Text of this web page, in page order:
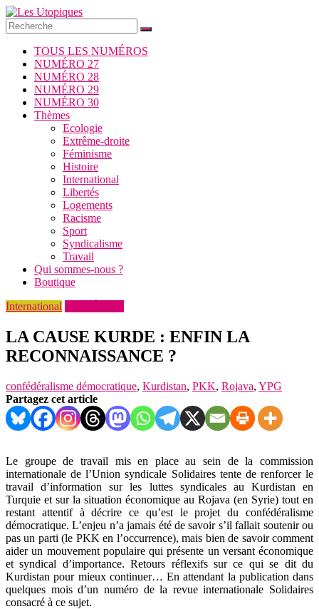
Passer
au
contenu
Les
Utopiques
Revue
réflexion
éditée
TOUS LES NUMÉROS
NUMÉRO 27
NUMÉRO 28
NUMÉRO 29
NUMÉRO 30
Thèmes
Ecologie
Extrême-droite
Féminisme
Histoire
International
Libertés
Logements
Racisme
Sport
Syndicalisme
Travail
Qui sommes-nous ?
Boutique
International
LA CAUSE KURDE : ENFIN LA
RECONNAISSANCE ?
confédéralisme démocratique, Kurdistan, PKK, Rojava, YPG
Partagez cet article
Le groupe de travail mis en place au sein de la commission
internationale de l’Union syndicale Solidaires tente de renforcer le
travail d’information sur les luttes syndicales au Kurdistan en
Turquie et sur la situation économique au Rojava (en Syrie) tout en
restant attentif à décrire ce qu’est le projet du confédéralisme
démocratique. L’enjeu n’a jamais été de savoir s’il fallait soutenir ou
pas un parti (le PKK en l’occurrence), mais bien de savoir comment
aider un mouvement populaire qui présente un versant économique
et syndical d’importance. Retours réflexifs sur ce qui se dit du
Kurdistan pour mieux continuer… En attendant la publication dans
quelques mois d’un numéro de la revue internationale Solidaires
consacré à ce sujet.